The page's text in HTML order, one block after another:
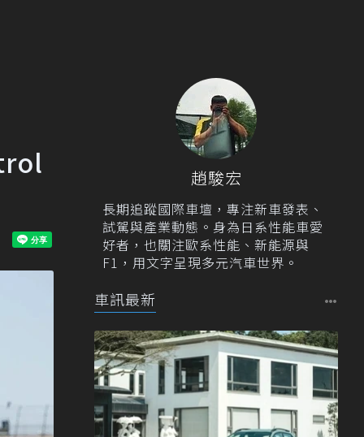
趙駿宏
長期追蹤國際車壇，專注新車發表、
試駕與產業動態。身為日系性能車愛
好者，也關注歐系性能、新能源與
F1，用文字呈現多元汽車世界。
車訊最新